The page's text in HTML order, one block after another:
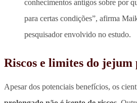
conhecimentos antigos sobre por
para certas condições”, afirma
pesquisador envolvido no estudo.
Riscos e limites do jejum
Apesar dos potenciais benefícios, os